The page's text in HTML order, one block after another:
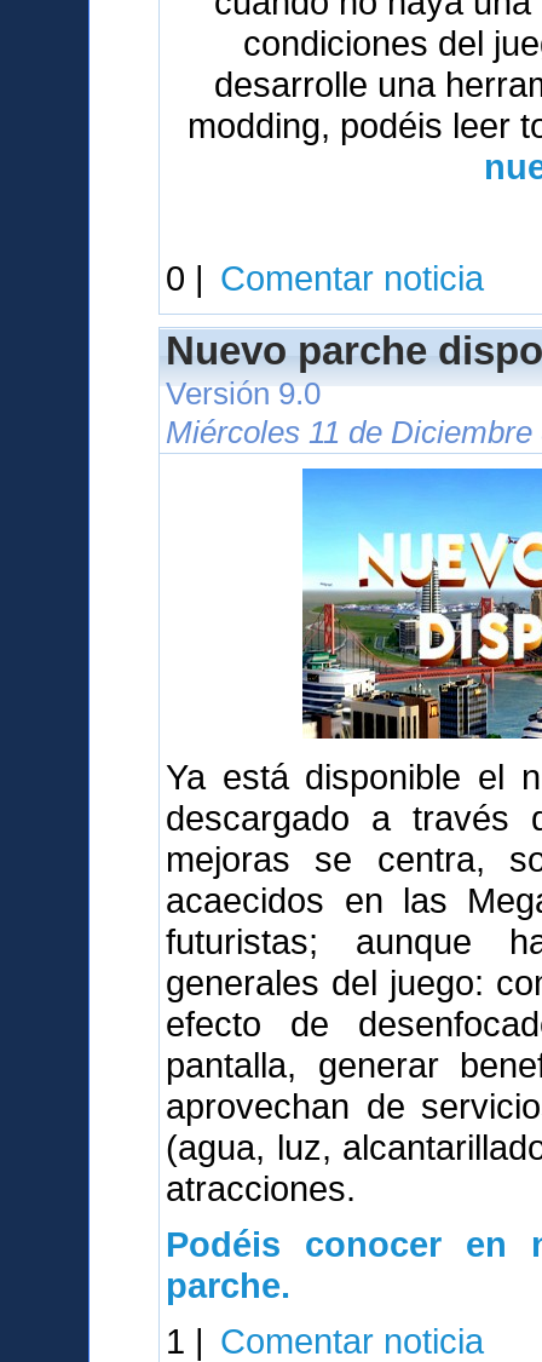
condiciones del
desarrolle una
modding, podéis leer
0 | Comentar noticia
Nuevo parche
Versión 9.0
Miércoles 11 de
Ya está disponible el
descargado a través
mejoras se centra,
acaecidos en las
futuristas; aunque
generales del juego:
efecto de
pantalla, generar
aprovechan de
(agua, luz,
atracciones.
Podéis conocer en
parche.
1 | Comentar noticia